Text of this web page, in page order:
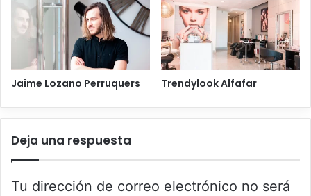
Jaime Lozano Perruquers Trendylook Alfafar
Deja una respuesta
Tu dirección de correo electrónico no será